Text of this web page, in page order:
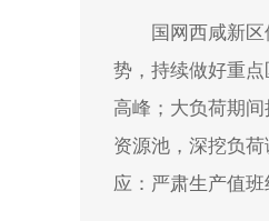
国网西咸新
势，持续做好重
高峰；大负荷期
资源池，深挖负
应：严肃生产值